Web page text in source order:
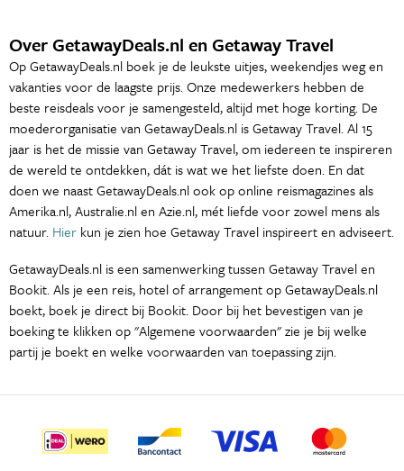
Over GetawayDeals.nl en Getaway Travel
Op GetawayDeals.nl boek je de leukste uitjes, weekendjes weg en
vakanties voor de laagste prijs. Onze medewerkers hebben de
beste reisdeals voor je samengesteld, altijd met hoge korting. De
moederorganisatie van GetawayDeals.nl is Getaway Travel. Al 15
jaar is het de missie van Getaway Travel, om iedereen te inspireren
de wereld te ontdekken, dát is wat we het liefste doen. En dat
doen we naast GetawayDeals.nl ook op online reismagazines als
Amerika.nl, Australie.nl en Azie.nl, mét liefde voor zowel mens als
natuur. Hier kun je zien hoe Getaway Travel inspireert en adviseert.
GetawayDeals.nl is een samenwerking tussen Getaway Travel en
Bookit. Als je een reis, hotel of arrangement op GetawayDeals.nl
boekt, boek je direct bij Bookit. Door bij het bevestigen van je
boeking te klikken op "Algemene voorwaarden" zie je bij welke
partij je boekt en welke voorwaarden van toepassing zijn.